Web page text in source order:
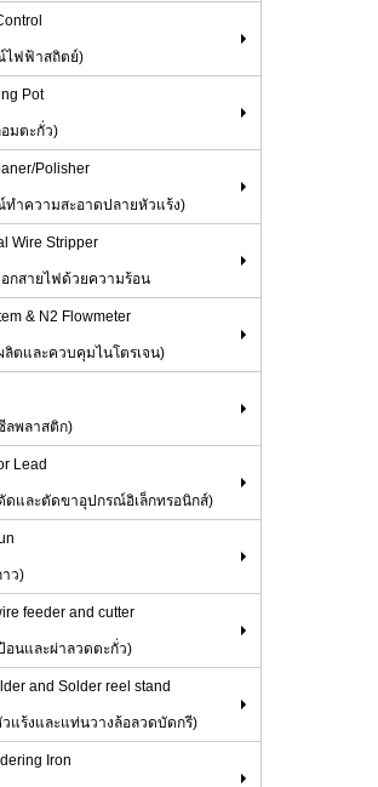
ไฟฟ้าสถิตย์)
Pot
มตะกั่ว)
Polisher
ำความสะอาดปลายหัวแร้ง)
Wire Stripper
อกสายไฟด้วยความร้อน
& N2 Flowmeter
ลิตและควบคุมไนโตรเจน)
ลพลาสติก)
Lead
ดและตัดขาอุปกรณ์อิเล็กทรอนิกส์)
ว)
feeder and cutter
อนและผ่าลวดตะกั่ว)
and Solder reel stand
แร้งและแท่นวางล้อลวดบัดกรี)
Iron